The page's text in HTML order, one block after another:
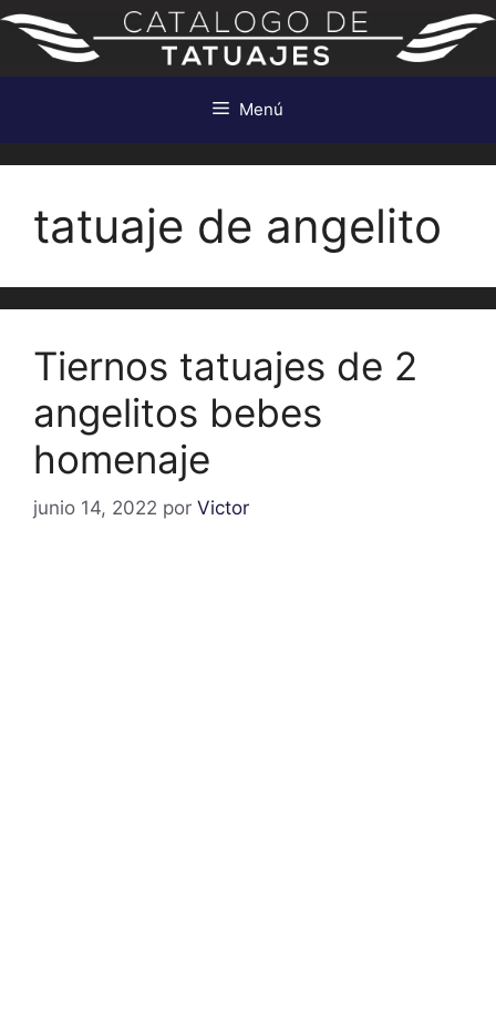
Saltar
contenido
Menú
tatuaje de angelito
Tiernos tatuajes de 2
angelitos bebes
homenaje
junio 14, 2022 por Victor